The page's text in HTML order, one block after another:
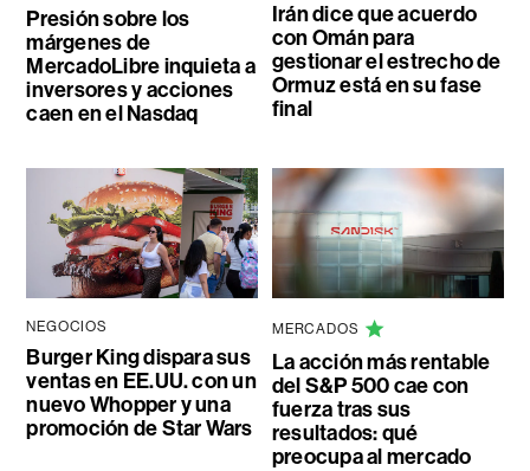
Presión sobre los
márgenes de
MercadoLibre inquieta a
inversores y acciones
caen en el Nasdaq
Irán dice que acuerdo
con Omán para
gestionar el estrecho de
Ormuz está en su fase
final
NEGOCIOS
Burger King dispara sus
ventas en EE.UU. con un
nuevo Whopper y una
promoción de Star Wars
MERCADOS
La acción más rentable
del S&P 500 cae con
fuerza tras sus
resultados: qué
preocupa al mercado